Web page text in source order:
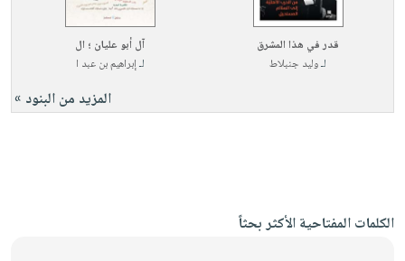
قدر في هذا المشرق
لـوليد جنبلاط
آل أبو عليان ؛ ال
لـإبراهيم بن عبد ا
المزيد من البنود »
الكلمات المفتاحية الأكثر بحثاً